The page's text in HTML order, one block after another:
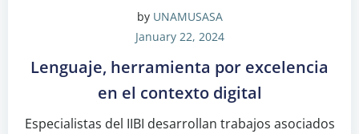
by UNAMUSASA
January 22, 2024
Lenguaje, herramienta por excelencia
en el contexto digital
Especialistas del IIBI desarrollan trabajos asociados